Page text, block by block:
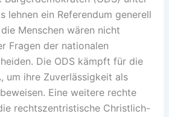
lehnen ein Referendum generell
Menschen wären nicht
Fragen der nationalen
Die ODS kämpft für die
um ihre Zuverlässigkeit als
Eine weitere rechte
rechtszentristische Christlich-